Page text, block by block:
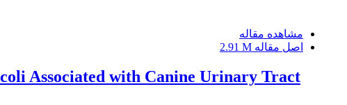
مشاهده مقاله
اصل مقاله 2.91 M
Associated with Canine Urinary Tract